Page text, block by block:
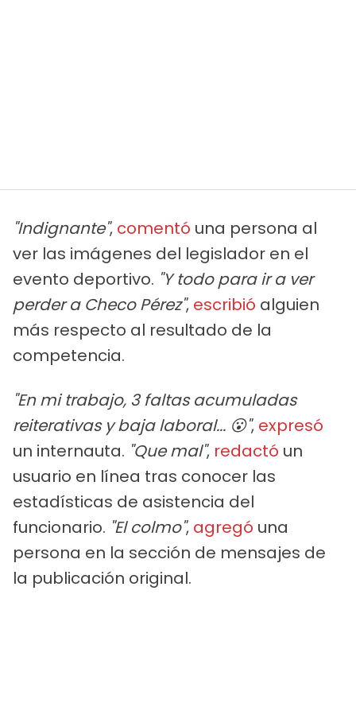
"Indignante", comentó una persona al
ver las imágenes del legislador en el
evento deportivo. "Y todo para ir a ver
perder a Checo Pérez", escribió alguien
más respecto al resultado de la
competencia.
"En mi trabajo, 3 faltas acumuladas
reiterativas y baja laboral... 😮", expresó
un internauta. "Que mal", redactó un
usuario en línea tras conocer las
estadísticas de asistencia del
funcionario. "El colmo", agregó una
persona en la sección de mensajes de
la publicación original.